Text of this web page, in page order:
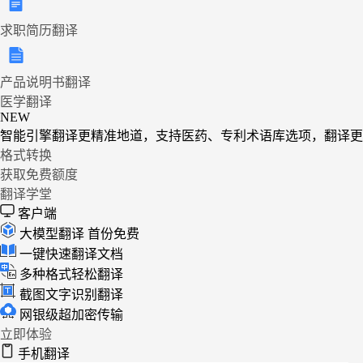
求职简历翻译
产品说明书翻译
医学翻译
NEW
智能引擎翻译更精准地道，支持医药、专利术语库选项，翻译
格式转换
获取免费额度
翻译学堂
客户端
大模型翻译 首份免费
一键快速翻译文档
多种格式轻松翻译
截图文字识别翻译
网银级超加密传输
立即体验
手机翻译